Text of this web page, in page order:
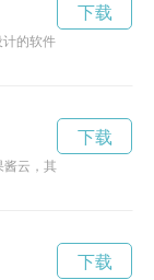
的软件，可以帮助用
下载
云，其特殊的制作工艺
下载
下载